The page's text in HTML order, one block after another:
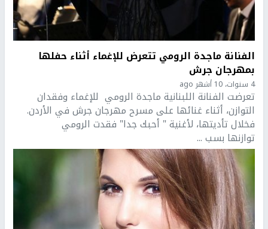
الفنانة ماجدة الرومي تتعرض للإغماء أثناء حفلها
بمهرجان جرش
4 سنوات، 10 أشهر ago
تعرضت الفنانة اللبنانية ماجدة الرومي للإغماء وفقدان
التوازن، أثناء غنائها على مسرح مهرجان جرش في الأردن.
فخلال تأديتها، لأغنية " أحبك جدا" فقدت الرومي
توازنها بسب ...